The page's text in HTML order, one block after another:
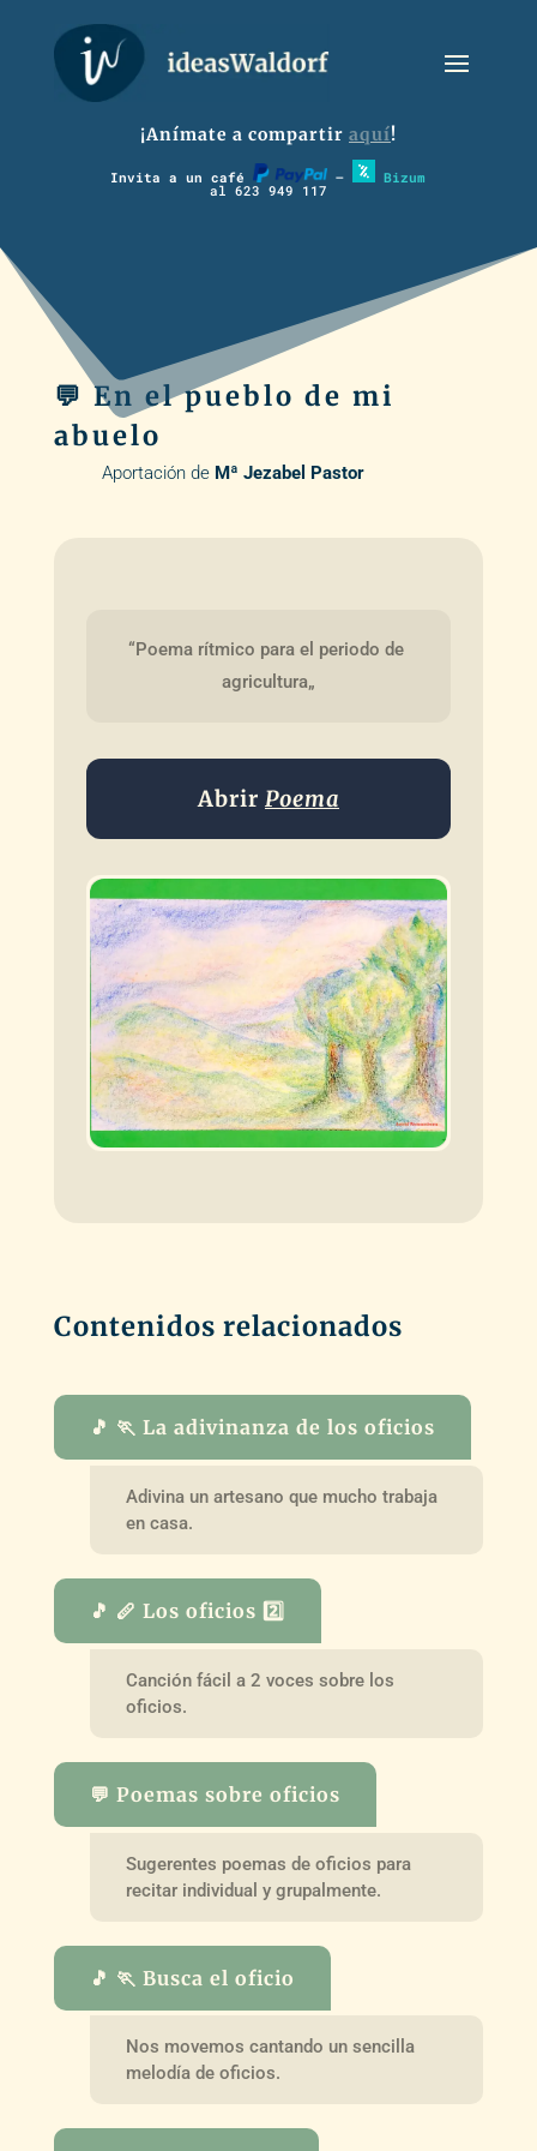
¡Anímate a compartir aquí!
Invita a un café – Bizum
al 623 949 117
💬 En el pueblo de mi
abuelo
Aportación de Mª Jezabel Pastor
“Poema rítmico para el periodo de
agricultura„
Abrir Poema
Contenidos relacionados
🎵 🏃 La adivinanza de los oficios
Adivina un artesano que mucho trabaja
en casa.
🎵 🪈 Los oficios 2️⃣
Canción fácil a 2 voces sobre los
oficios.
💬 Poemas sobre oficios
Sugerentes poemas de oficios para
recitar individual y grupalmente.
🎵 🏃 Busca el oficio
Nos movemos cantando un sencilla
melodía de oficios.